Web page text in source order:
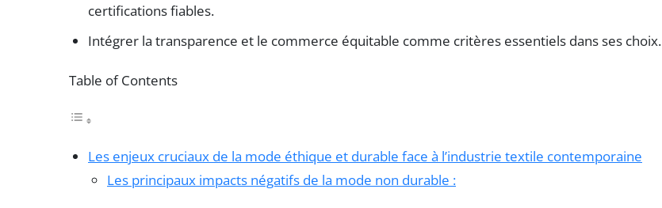
certifications fiables.
Intégrer la transparence et le commerce équitable comme critères essentiels dans ses choix.
Table of Contents
Les enjeux cruciaux de la mode éthique et durable face à l’industrie textile contemporaine
Les principaux impacts négatifs de la mode non durable :